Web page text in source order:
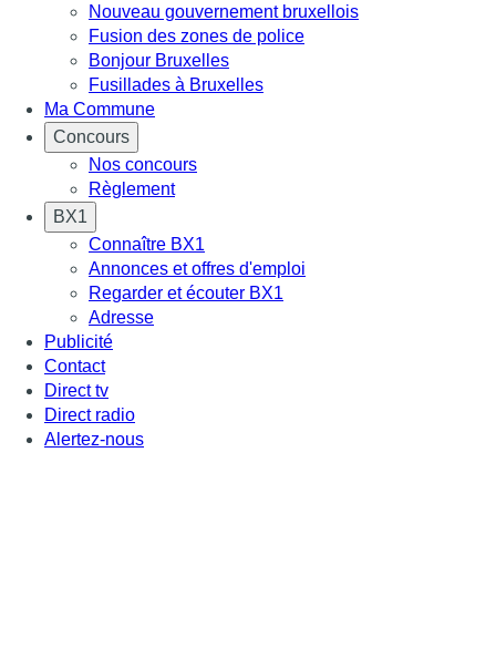
Nouveau gouvernement bruxellois
Fusion des zones de police
Bonjour Bruxelles
Fusillades à Bruxelles
Ma Commune
Concours
Nos concours
Règlement
BX1
Connaître BX1
Annonces et offres d'emploi
Regarder et écouter BX1
Adresse
Publicité
Contact
Direct tv
Direct radio
Alertez-nous